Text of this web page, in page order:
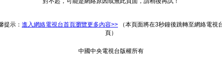
提示： 進入網絡電視台首頁瀏覽更多內容>> （本頁面將在3秒鐘後跳轉至網絡電視
頁）
中國中央電視台版權所有